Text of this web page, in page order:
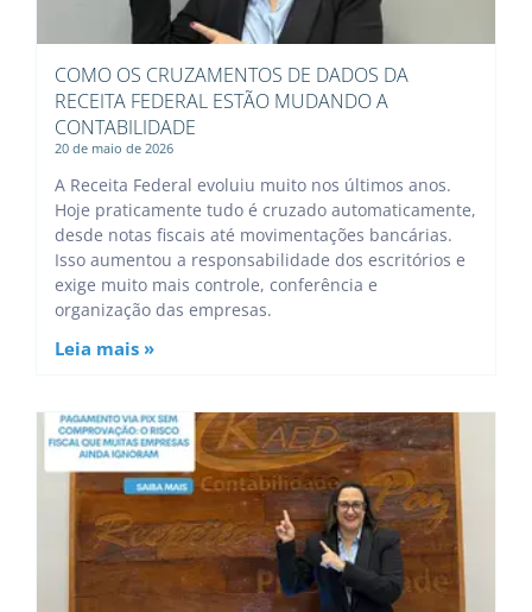
COMO OS CRUZAMENTOS DE DADOS DA
RECEITA FEDERAL ESTÃO MUDANDO A
CONTABILIDADE
20 de maio de 2026
A Receita Federal evoluiu muito nos últimos anos.
Hoje praticamente tudo é cruzado automaticamente,
desde notas fiscais até movimentações bancárias.
Isso aumentou a responsabilidade dos escritórios e
exige muito mais controle, conferência e
organização das empresas.
Leia mais »